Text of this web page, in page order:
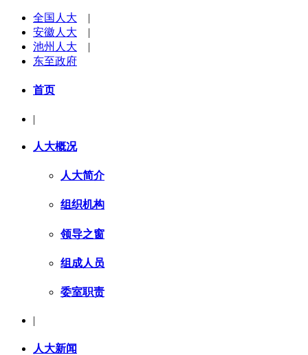
全国人大 |
安徽人大 |
池州人大 |
东至政府
首页
|
人大概况
人大简介
组织机构
领导之窗
组成人员
委室职责
|
人大新闻